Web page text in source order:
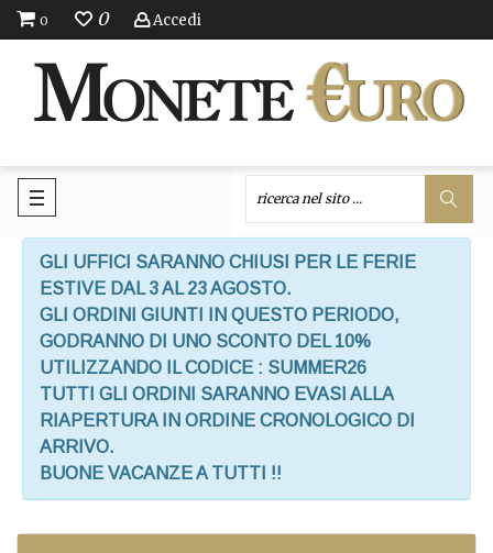
0 0 Accedi
GLI UFFICI SARANNO CHIUSI PER LE FERIE
ESTIVE DAL 3 AL 23 AGOSTO.
GLI ORDINI GIUNTI IN QUESTO PERIODO,
GODRANNO DI UNO SCONTO DEL 10%
UTILIZZANDO IL CODICE : SUMMER26
TUTTI GLI ORDINI SARANNO EVASI ALLA
RIAPERTURA IN ORDINE CRONOLOGICO DI
ARRIVO.
BUONE VACANZE A TUTTI !!